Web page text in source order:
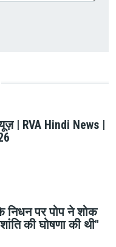
| RVA Hindi News |
निधन पर पोप ने शोक
की घोषणा की थी"